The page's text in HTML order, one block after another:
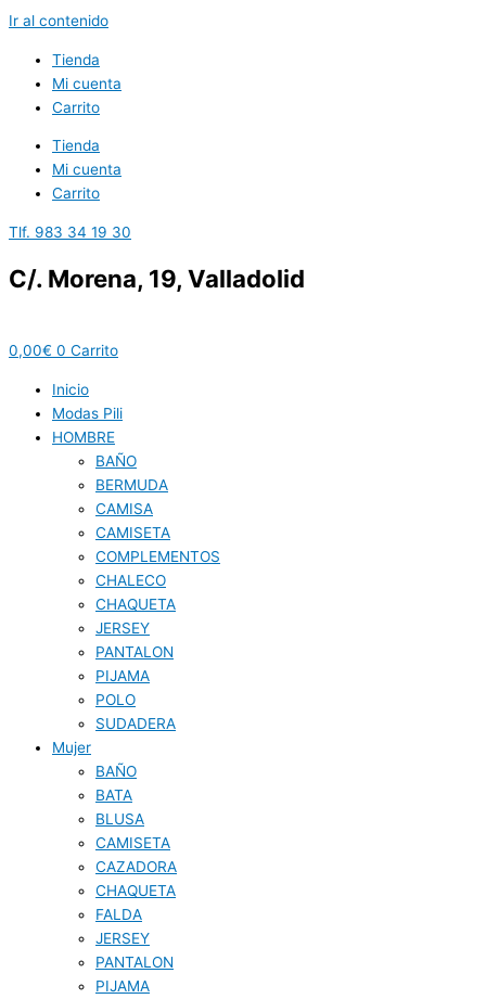
Ir al contenido
Tienda
Mi cuenta
Carrito
Tienda
Mi cuenta
Carrito
Tlf. 983 34 19 30
C/. Morena, 19, Valladolid
0,00€ 0 Carrito
Inicio
Modas Pili
HOMBRE
BAÑO
BERMUDA
CAMISA
CAMISETA
COMPLEMENTOS
CHALECO
CHAQUETA
JERSEY
PANTALON
PIJAMA
POLO
SUDADERA
Mujer
BAÑO
BATA
BLUSA
CAMISETA
CAZADORA
CHAQUETA
FALDA
JERSEY
PANTALON
PIJAMA